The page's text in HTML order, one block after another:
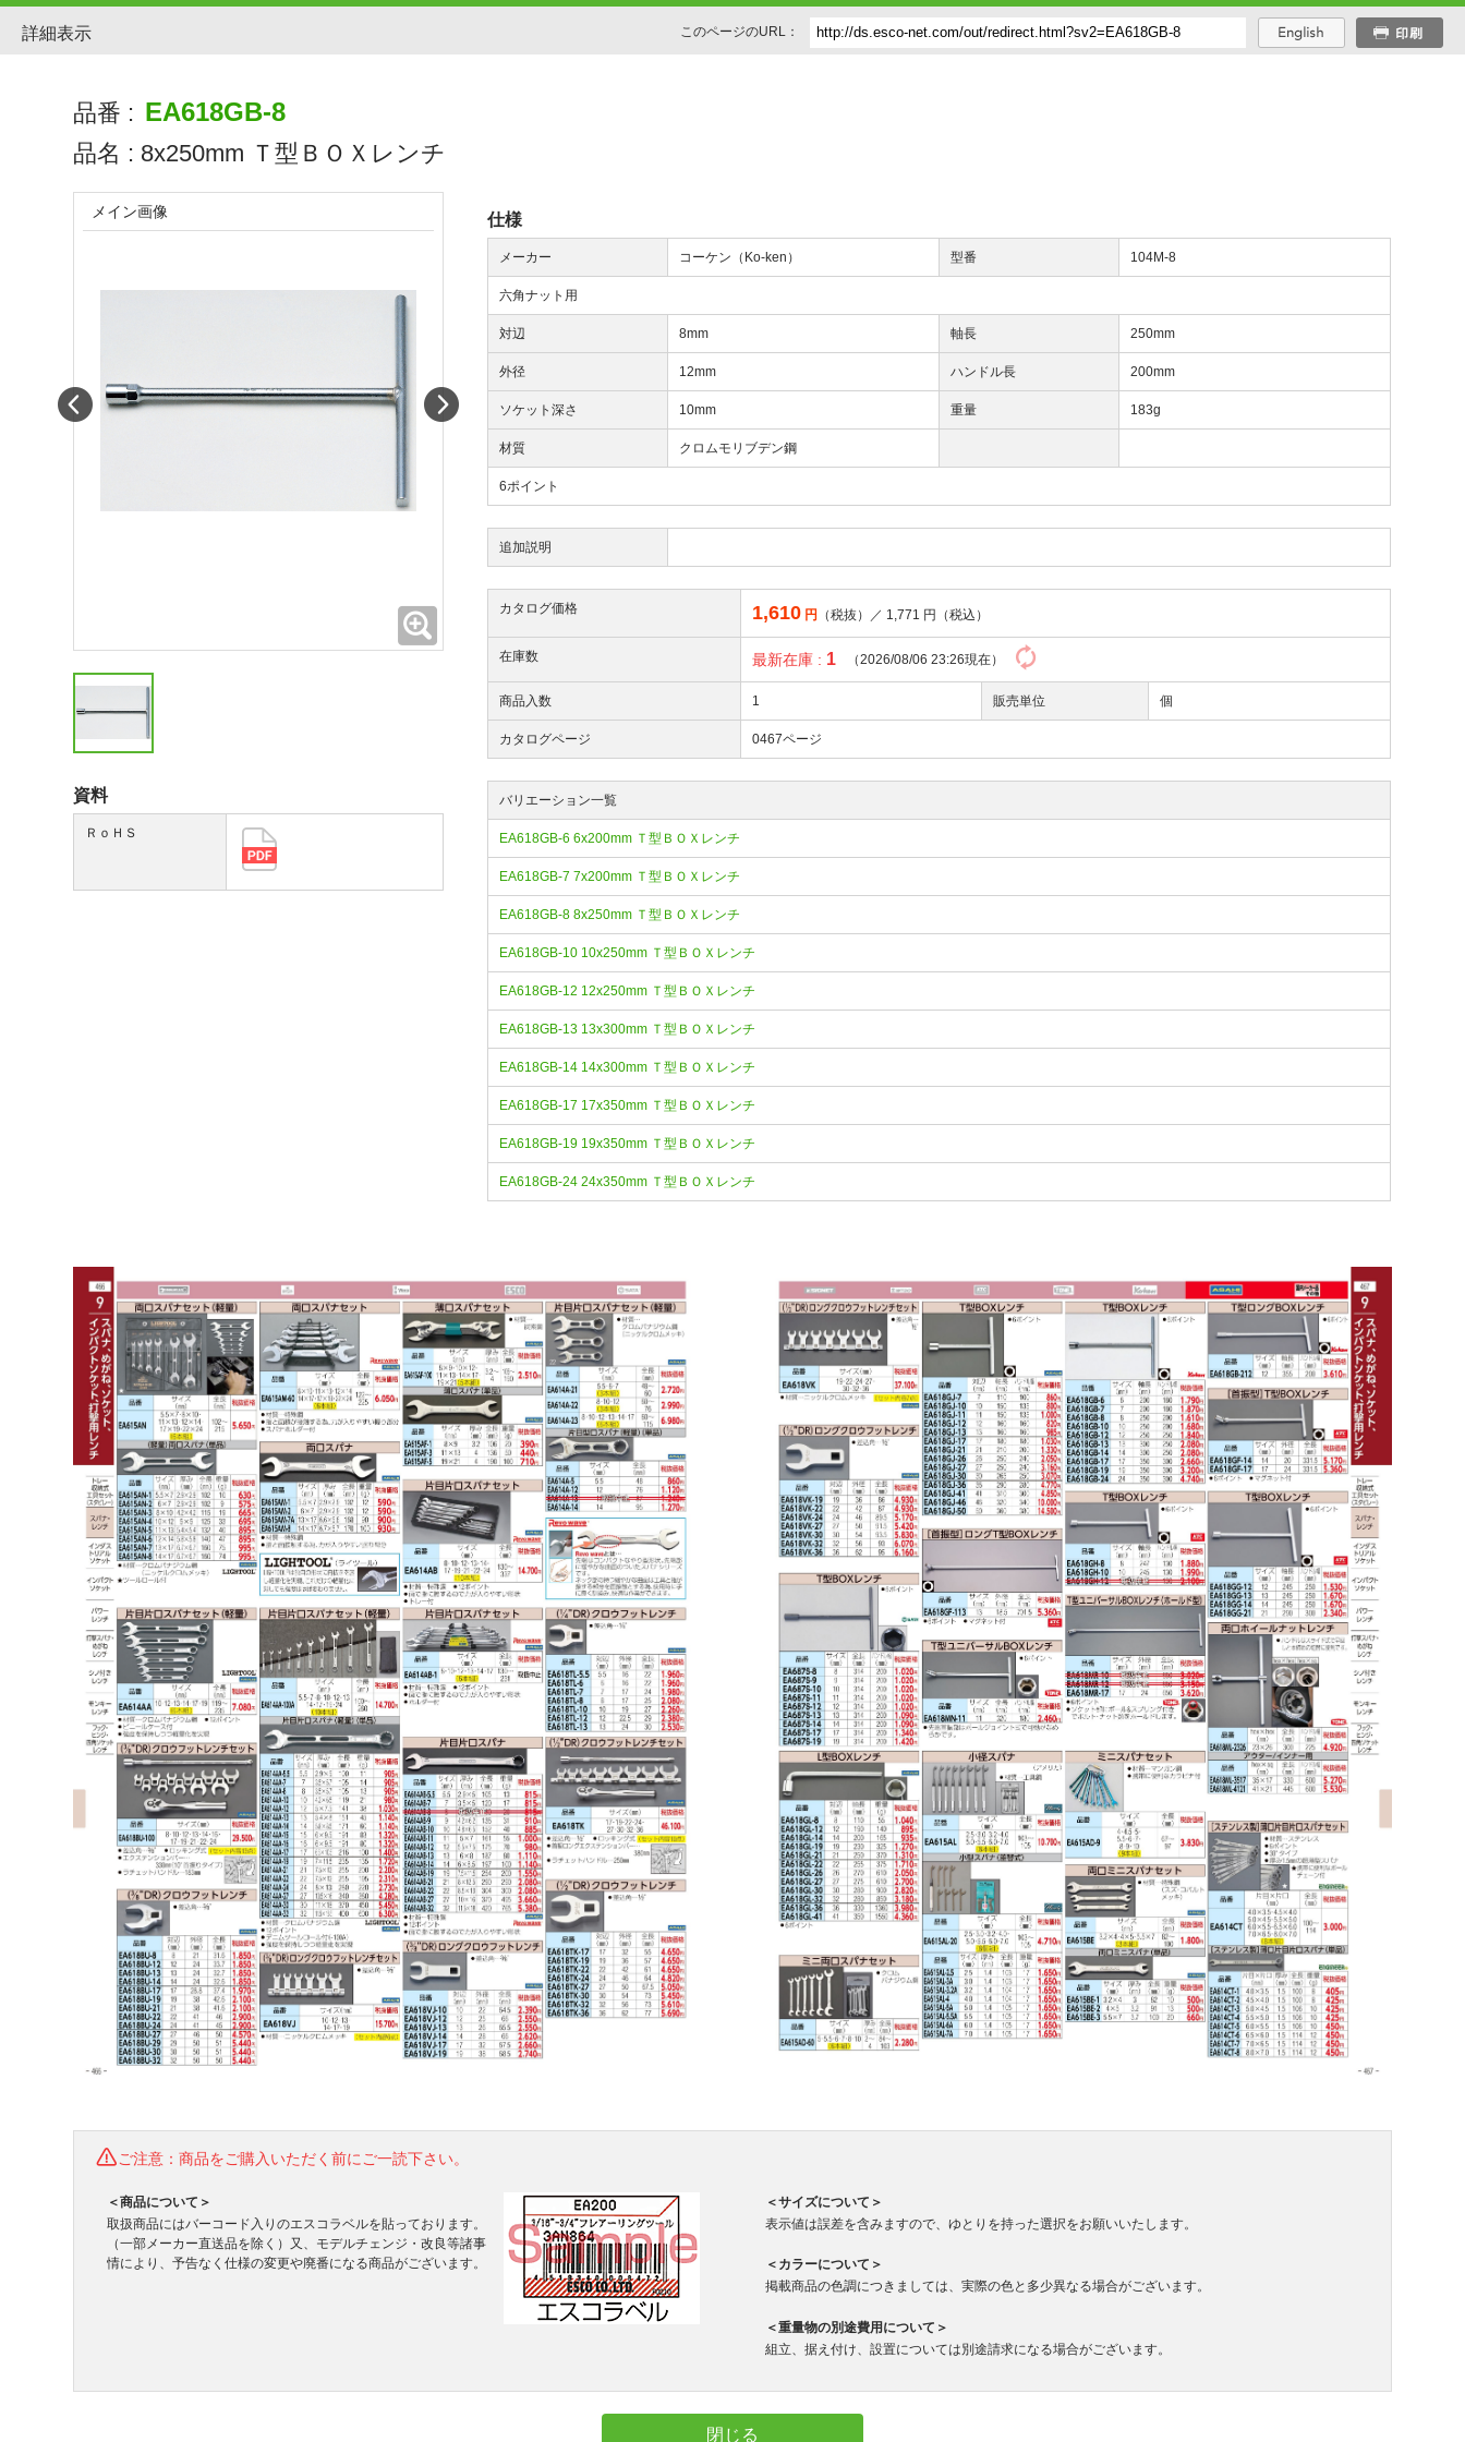
詳細表示 このページのURL：
品番 : EA618GB-8
品名 : 8x250mm Ｔ型ＢＯＸレンチ
仕様
メーカー コーケン（Ko-ken） 型番 104M-8
六角ナット用
対辺 8mm 軸長 250mm
外径 12mm ハンドル長 200mm
ソケット深さ 10mm 重量 183g
材質 クロムモリブデン鋼
6ポイント
追加説明
カタログ価格 1,610 円 （税抜）／ 1,771 円（税込）
在庫数 最新在庫 : 1 （2026/08/06 23:26現在）
商品入数 1 販売単位 個
カタログページ 0467ページ
バリエーション一覧
EA618GB-6 6x200mm Ｔ型ＢＯＸレンチ
EA618GB-7 7x200mm Ｔ型ＢＯＸレンチ
EA618GB-8 8x250mm Ｔ型ＢＯＸレンチ
EA618GB-10 10x250mm Ｔ型ＢＯＸレンチ
EA618GB-12 12x250mm Ｔ型ＢＯＸレンチ
EA618GB-13 13x300mm Ｔ型ＢＯＸレンチ
EA618GB-14 14x300mm Ｔ型ＢＯＸレンチ
EA618GB-17 17x350mm Ｔ型ＢＯＸレンチ
EA618GB-19 19x350mm Ｔ型ＢＯＸレンチ
EA618GB-24 24x350mm Ｔ型ＢＯＸレンチ
メイン画像
Prev
資料
ＲｏＨＳ
ご注意：商品をご購入いただく前にご一読下さい。
＜商品について＞
取扱商品にはバーコード入りのエスコラベルを貼っております。
（一部メーカー直送品を除く）又、モデルチェンジ・改良等諸事
情により、予告なく仕様の変更や廃番になる商品がございます。
＜サイズについて＞
表示値は誤差を含みますので、ゆとりを持った選択をお願いいたします。
＜カラーについて＞
掲載商品の色調につきましては、実際の色と多少異なる場合がございます。
＜重量物の別途費用について＞
組立、据え付け、設置については別途請求になる場合がございます。
閉じる